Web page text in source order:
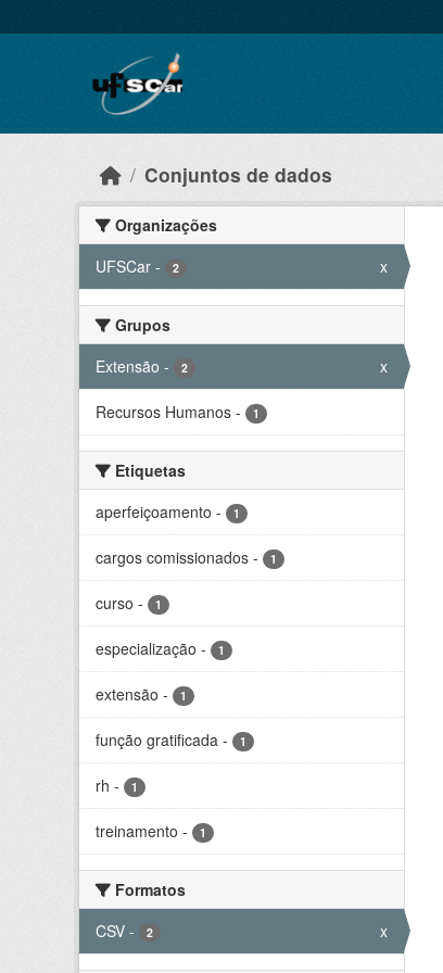
Conjuntos de dados
Organizações
UFSCar - 2 x
Grupos
Extensão - 2 x
Recursos Humanos - 1
Etiquetas
aperfeiçoamento - 1
cargos comissionados - 1
curso - 1
especialização - 1
extensão - 1
função gratificada - 1
rh - 1
treinamento - 1
Formatos
CSV - 2 x